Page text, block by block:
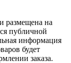
размещена на
публичной
информация
будет
заказа.